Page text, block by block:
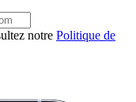
notre Politique de